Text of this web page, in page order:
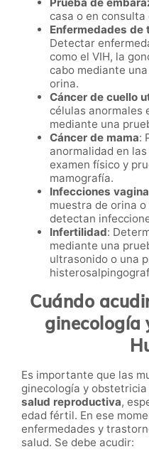
Prueba de
casa o en
Enfermedades de
Detectar
como el VIH, la
cabo mediante
orina.
Cáncer de cuello
células anormales
mediante una
Cáncer de mama:
anormalidad en
examen físico y
mamografía.
Infecciones
muestra de orina
detectan
Infertilidad:
mediante una
ultrasonido o una
Cuándo
ginecología
Es importante que las
ginecología y
salud reproductiva,
edad fértil. En ese
enfermedades y
salud. Se debe acudir: